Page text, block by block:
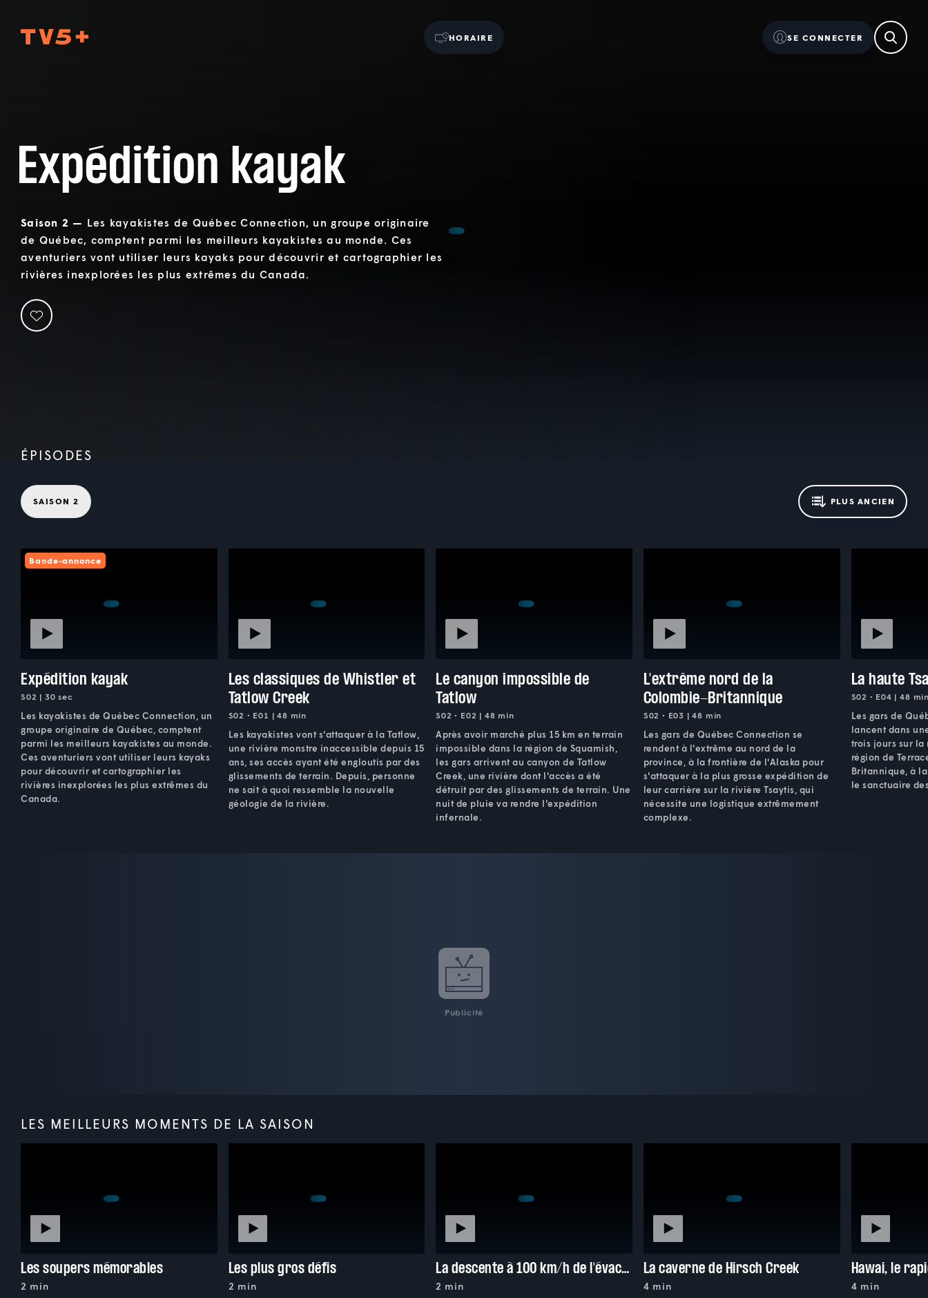
HORAIRE SE CONNECTER
Expédition kayak
Saison 2 — Les kayakistes de Québec Connection, un groupe originaire
de Québec, comptent parmi les meilleurs kayakistes au monde. Ces
aventuriers vont utiliser leurs kayaks pour découvrir et cartographier les
rivières inexplorées les plus extrêmes du Canada.
ÉPISODES
SAISON 2 PLUS ANCIEN
Bande-annonce
Expédition kayak
S02 | 30 sec
Les kayakistes de Québec Connection, un
groupe originaire de Québec, comptent
parmi les meilleurs kayakistes au monde.
Ces aventuriers vont utiliser leurs kayaks
pour découvrir et cartographier les
rivières inexplorées les plus extrêmes du
Canada.
Les classiques de Whistler et
Tatlow Creek
S02 • E01 | 48 min
Les kayakistes vont s'attaquer à la Tatlow,
une rivière monstre inaccessible depuis 15
ans, ses accès ayant été engloutis par des
glissements de terrain. Depuis, personne
ne sait à quoi ressemble la nouvelle
géologie de la rivière.
Le canyon impossible de
Tatlow
S02 • E02 | 48 min
Après avoir marché plus 15 km en terrain
impossible dans la région de Squamish,
les gars arrivent au canyon de Tatlow
Creek, une rivière dont l'accès a été
détruit par des glissements de terrain. Une
nuit de pluie va rendre l'expédition
infernale.
L'extrême nord de la
Colombie-Britannique
S02 • E03 | 48 min
Les gars de Québec Connection se
rendent à l'extrême au nord de la
province, à la frontière de l'Alaska pour
s'attaquer à la plus grosse expédition de
leur carrière sur la rivière Tsaytis, qui
nécessite une logistique extrêmement
complexe.
La haute
S02 • E04 | 48
Les gars de
lancent dans
trois jours sur la
région de
Britannique, à
le sanctuaire
Publicité
LES MEILLEURS MOMENTS DE LA SAISON
Les soupers mémorables
2 min
Les plus gros défis
2 min
La descente à 100 km/h de l'évacuateur de crue de Lions Bay
2 min
La caverne de Hirsch Creek
4 min 4 min